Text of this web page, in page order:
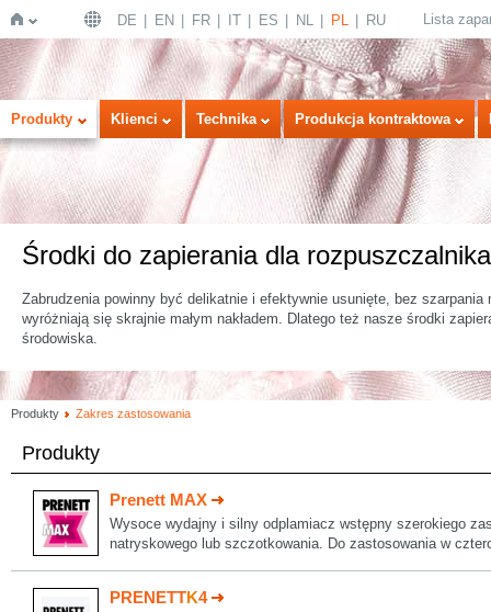
Strona
główna
DE EN FR IT ES NL PL RU Lista
Produkty Klienci Technika Produkcja kontraktowa
Środki do zapierania dla
Zabrudzenia powinny być delikatnie i efektywnie usunięte, bez
wyróżniają się skrajnie małym nakładem. Dlatego też nasze środki
środowiska.
Produkty Zakres zastosowania
Produkty
Prenett MAX
Wysoce wydajny i silny odplamiacz wstępny szerokiego
natryskowego lub szczotkowania. Do zastosowania w
PRENETTK4